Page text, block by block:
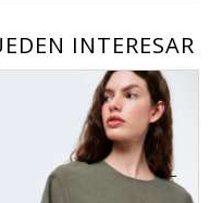
INTERESAR